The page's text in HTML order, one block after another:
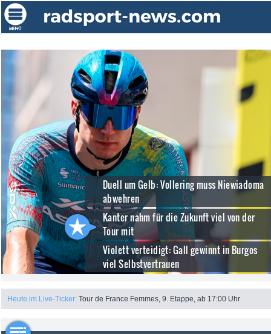
Duell um Gelb: Vollering muss Niewiadoma
abwehren
Kanter nahm für die Zukunft viel von der
Tour mit
Violett verteidigt: Gall gewinnt in Burgos
viel Selbstvertrauen
Heute im Live-Ticker: Tour de France Femmes, 9. Etappe, ab 17:00 Uhr